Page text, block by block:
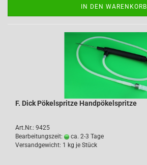
IN DEN WARENKORB
F. Dick Pökelspritze Handpökelspritze
Art.Nr.: 9425
Bearbeitungszeit:
ca. 2-3 Tage
Versandgewicht: 1 kg je Stück